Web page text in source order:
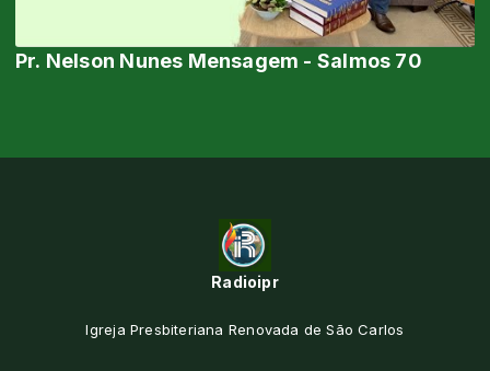
Pr. Nelson Nunes Mensagem - Salmos 70
Radioipr
Igreja Presbiteriana Renovada de São Carlos